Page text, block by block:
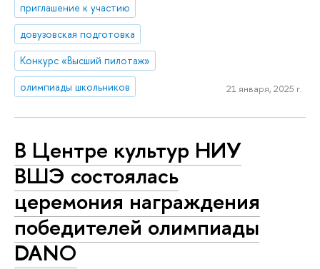
приглашение к участию
довузовская подготовка
Конкурс «Высший пилотаж»
олимпиады школьников
21 января, 2025 г.
В Центре культур НИУ
ВШЭ состоялась
церемония награждения
победителей олимпиады
DANO